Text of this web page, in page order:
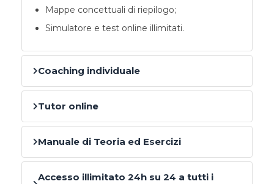
Mappe concettuali di riepilogo;
Simulatore e test online illimitati.
Coaching individuale
Tutor online
Manuale di Teoria ed Esercizi
Accesso illimitato 24h su 24 a tutti i